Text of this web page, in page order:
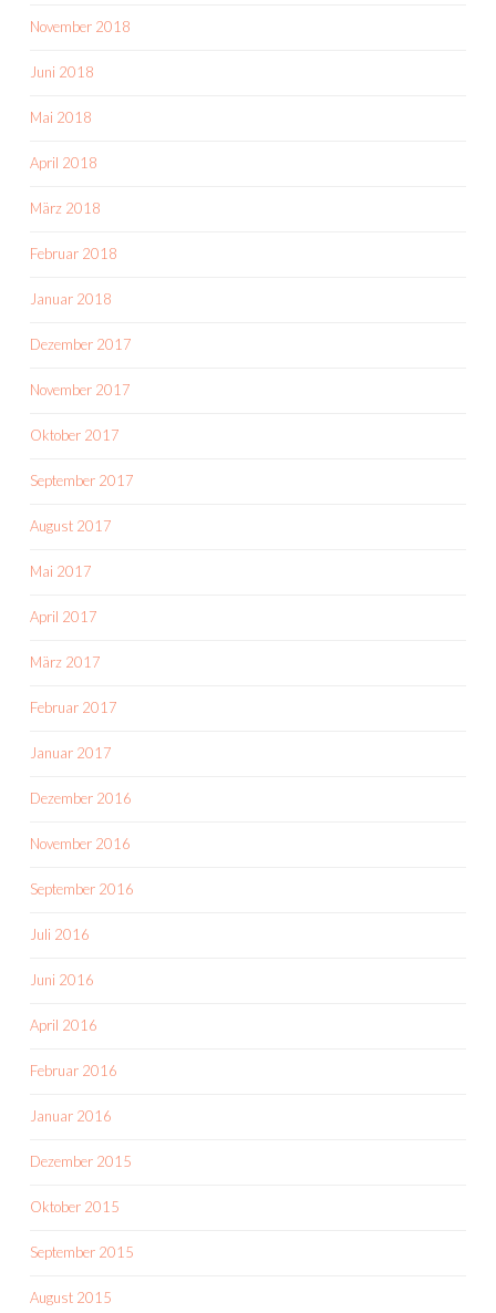
November 2018
Juni 2018
Mai 2018
April 2018
März 2018
Februar 2018
Januar 2018
Dezember 2017
November 2017
Oktober 2017
September 2017
August 2017
Mai 2017
April 2017
März 2017
Februar 2017
Januar 2017
Dezember 2016
November 2016
September 2016
Juli 2016
Juni 2016
April 2016
Februar 2016
Januar 2016
Dezember 2015
Oktober 2015
September 2015
August 2015